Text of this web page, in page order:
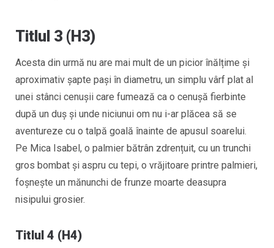
Titlul 3 (H3)
Acesta din urmă nu are mai mult de un picior înălțime și
aproximativ șapte pași în diametru, un simplu vârf plat al
unei stânci cenușii care fumează ca o cenuşă fierbinte
după un duș și unde niciunui om nu i-ar plăcea să se
aventureze cu o talpă goală înainte de apusul soarelui.
Pe Mica Isabel, o palmier bătrân zdrențuit, cu un trunchi
gros bombat și aspru cu tepi, o vrăjitoare printre palmieri,
foșnește un mănunchi de frunze moarte deasupra
nisipului grosier.
Titlul 4 (H4)